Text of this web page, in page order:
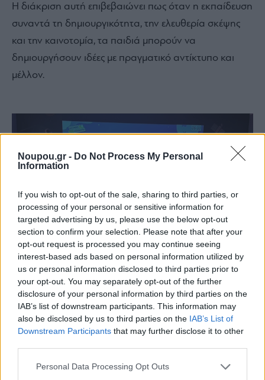
Noupou.gr - Do Not Process My Personal
Information
If you wish to opt-out of the sale, sharing to third parties, or
processing of your personal or sensitive information for
targeted advertising by us, please use the below opt-out
section to confirm your selection. Please note that after your
opt-out request is processed you may continue seeing
interest-based ads based on personal information utilized by
us or personal information disclosed to third parties prior to
your opt-out. You may separately opt-out of the further
disclosure of your personal information by third parties on the
IAB’s list of downstream participants. This information may
also be disclosed by us to third parties on the IAB’s List of
Downstream Participants that may further disclose it to other
Please note that this website/app uses one or more Google
Personal Data Processing Opt Outs
Η διάκριση αυτή επιβεβαιώνει πως όταν η εκπαίδευση
συναντά τη δημιουργικότητα, την ελευθερία σκέψης
και την καινοτομία, τα παιδιά μπορούν να
δημιουργήσουν ιδέες με πραγματικό αντίκτυπο και
μέλλον.
Το Διαδραστικό Ευρωπαϊκό Σχολείο συνεχίζει να